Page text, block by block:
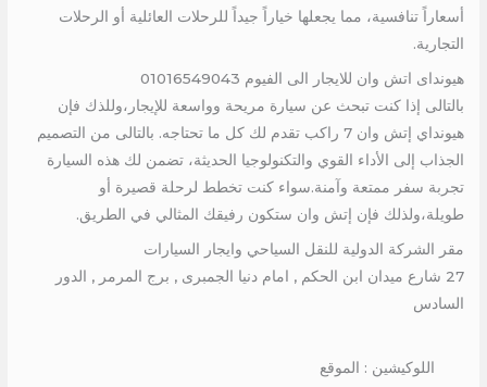
أسعاراً تنافسية، مما يجعلها خياراً جيداً للرحلات العائلية أو الرحلات
التجارية.
هيونداى اتش وان للايجار الى الفيوم 01016549043
بالتالى إذا كنت تبحث عن سيارة مريحة وواسعة للإيجار،وللذك فإن
هيونداي إتش وان 7 راكب تقدم لك كل ما تحتاجه. بالتالى من التصميم
الجذاب إلى الأداء القوي والتكنولوجيا الحديثة، تضمن لك هذه السيارة
تجربة سفر ممتعة وآمنة.سواء كنت تخطط لرحلة قصيرة أو
طويلة،ولذلك فإن إتش وان ستكون رفيقك المثالي في الطريق.
مقر الشركة الدولية للنقل السياحي وايجار السيارات
27 شارع ميدان ابن الحكم , امام دنيا الجمبرى , برج المرمر , الدور
السادس
اللوكيشين : الموقع